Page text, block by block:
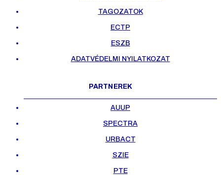
TAGOZATOK
ECTP
ESZB
ADATVÉDELMI NYILATKOZAT
PARTNEREK
AUUP
SPECTRA
URBACT
SZIE
PTE